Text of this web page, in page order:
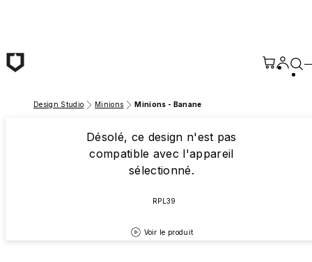
Design Studio Minions Minions - Banane
Désolé, ce design n'est pas
compatible avec l'appareil
sélectionné.
RPL39
Voir le produit